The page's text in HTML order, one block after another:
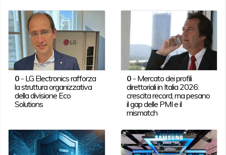
0- LG Electronics rafforza
la struttura organizzativa
della divisione Eco
Solutions
0 - Mercato dei profili
direttoriali in Italia 2026:
crescita record, ma pesano
il gap delle PMI e il
mismatch